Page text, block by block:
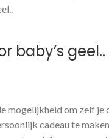
baby’s geel..
mogelijkheid om zelf je
cadeau te